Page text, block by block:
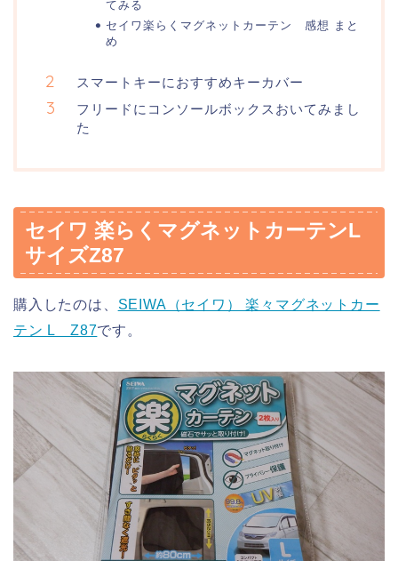
てみる
セイワ楽らくマグネットカーテン 感想 まと
め
スマートキーにおすすめキーカバー
フリードにコンソールボックスおいてみまし
た
セイワ 楽らくマグネットカーテンL
サイズZ87
購入したのは、 SEIWA（セイワ） 楽々マグネットカー
テン L Z87です。